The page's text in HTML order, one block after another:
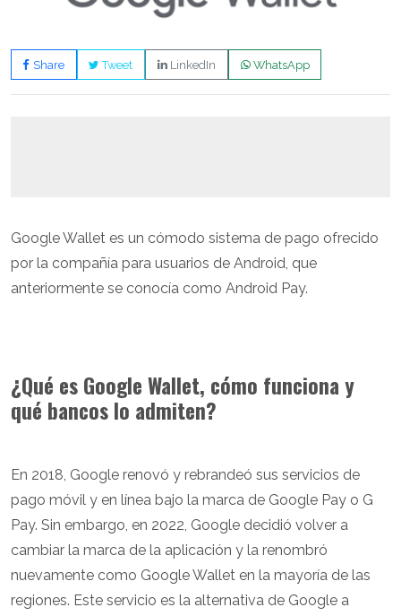
Share Tweet LinkedIn WhatsApp
Google Wallet es un cómodo sistema de pago ofrecido
por la compañía para usuarios de Android, que
anteriormente se conocía como Android Pay.
¿Qué es Google Wallet, cómo funciona y
qué bancos lo admiten?
En 2018, Google renovó y rebrandeó sus servicios de
pago móvil y en línea bajo la marca de Google Pay o G
Pay. Sin embargo, en 2022, Google decidió volver a
cambiar la marca de la aplicación y la renombró
nuevamente como Google Wallet en la mayoría de las
regiones. Este servicio es la alternativa de Google a